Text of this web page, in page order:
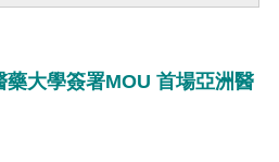
大學簽署MOU 首場亞洲醫